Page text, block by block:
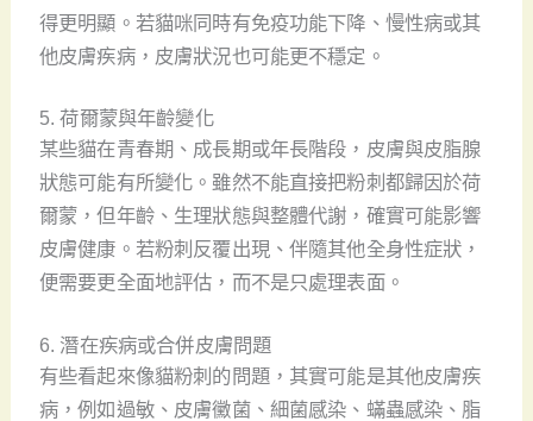
得更明顯。若貓咪同時有免疫功能下降、慢性病或其
他皮膚疾病，皮膚狀況也可能更不穩定。
5. 荷爾蒙與年齡變化
某些貓在青春期、成長期或年長階段，皮膚與皮脂腺
狀態可能有所變化。雖然不能直接把粉刺都歸因於荷
爾蒙，但年齡、生理狀態與整體代謝，確實可能影響
皮膚健康。若粉刺反覆出現、伴隨其他全身性症狀，
便需要更全面地評估，而不是只處理表面。
6. 潛在疾病或合併皮膚問題
有些看起來像貓粉刺的問題，其實可能是其他皮膚疾
病，例如過敏、皮膚黴菌、細菌感染、蟎蟲感染、脂